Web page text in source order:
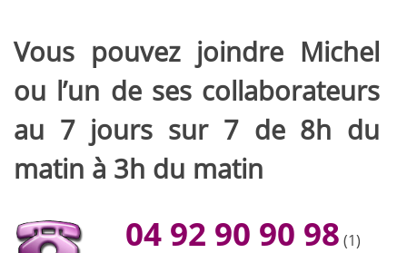
Vous pouvez joindre Michel
ou l’un de ses collaborateurs
au 7 jours sur 7 de 8h du
matin à 3h du matin
04 92 90 90 98 (1)